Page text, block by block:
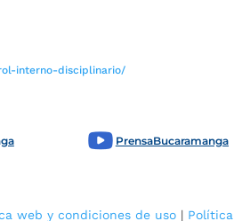
interno-disciplinario/
PrensaBucaramanga
web y condiciones de uso | Política